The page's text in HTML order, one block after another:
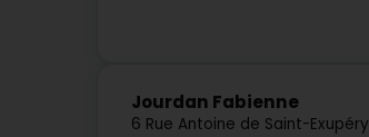
Jourdan Fabienne
6 Rue Antoine de Saint-Exupéry